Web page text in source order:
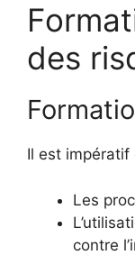
des
Il est impératif
Les
contre